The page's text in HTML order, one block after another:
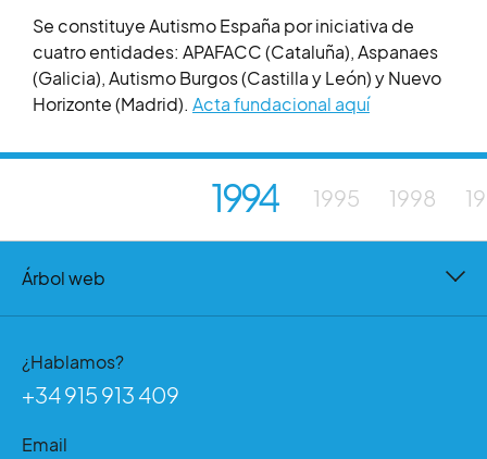
Se constituye Autismo España por iniciativa de
cuatro entidades: APAFACC (Cataluña), Aspanaes
(Galicia), Autismo Burgos (Castilla y León) y Nuevo
Horizonte (Madrid). Acta fundacional aquí
1994 1995 1998
Árbol web
¿Hablamos?
+34 915 913 409
Email